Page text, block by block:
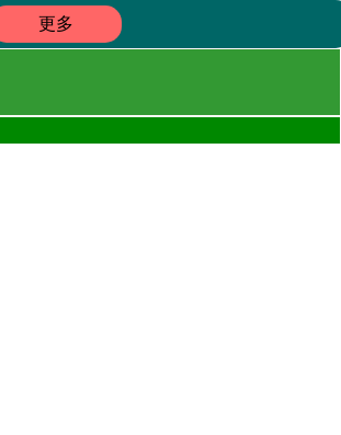
更多